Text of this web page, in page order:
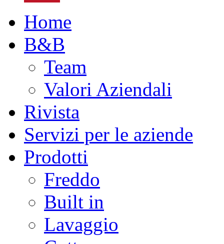
Home
B&B
Team
Valori Aziendali
Rivista
Servizi per le aziende
Prodotti
Freddo
Built in
Lavaggio